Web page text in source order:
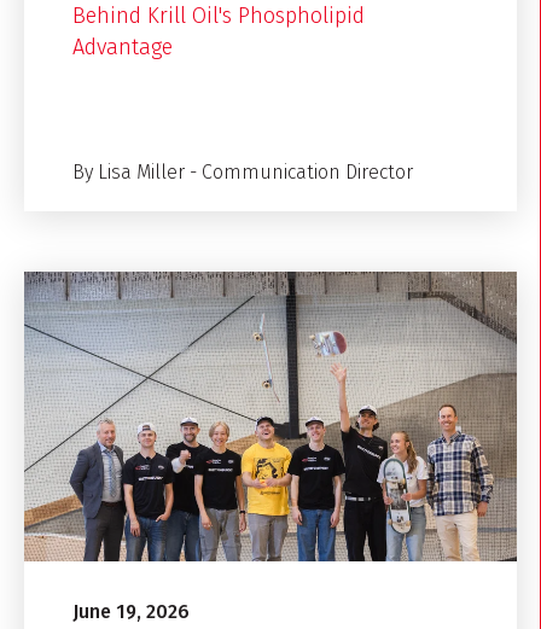
Behind Krill Oil's Phospholipid
Advantage
By Lisa Miller - Communication Director
June 19, 2026